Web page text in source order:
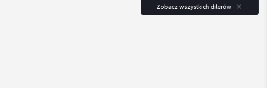
Zobacz wszystkich dilerów